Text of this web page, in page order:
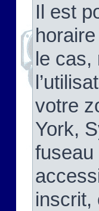
Il est
le cas,
votre
York,
fuseau
inscrit,